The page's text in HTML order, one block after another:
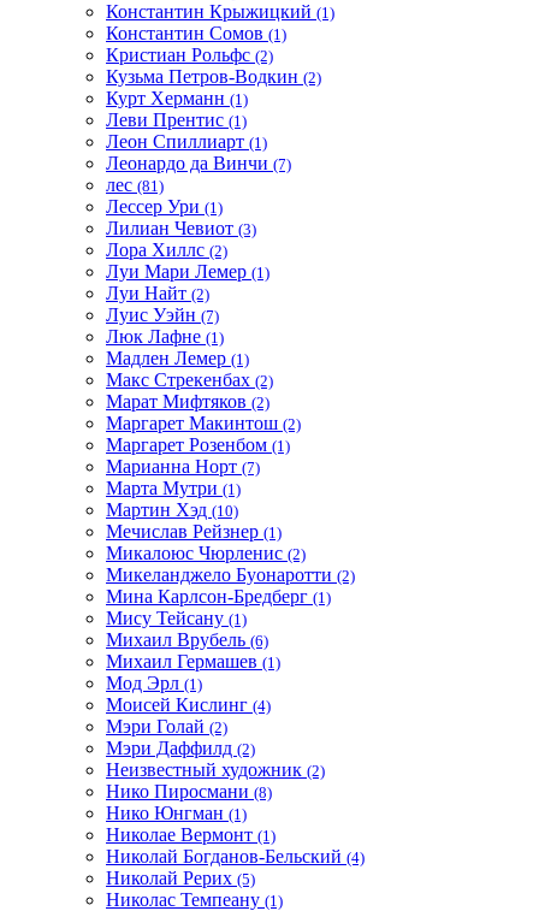
Константин Крыжицкий (1)
Константин Сомов (1)
Кристиан Рольфс (2)
Кузьма Петров-Водкин (2)
Курт Херманн (1)
Леви Прентис (1)
Леон Спиллиарт (1)
Леонардо да Винчи (7)
лес (81)
Лессер Ури (1)
Лилиан Чевиот (3)
Лора Хиллс (2)
Луи Мари Лемер (1)
Луи Найт (2)
Луис Уэйн (7)
Люк Лафне (1)
Мадлен Лемер (1)
Макс Стрекенбах (2)
Марат Мифтяков (2)
Маргарет Макинтош (2)
Маргарет Розенбом (1)
Марианна Норт (7)
Марта Мутри (1)
Мартин Хэд (10)
Мечислав Рейзнер (1)
Микалоюс Чюрленис (2)
Микеланджело Буонаротти (2)
Мина Карлсон-Бредберг (1)
Мису Тейсану (1)
Михаил Врубель (6)
Михаил Гермашев (1)
Мод Эрл (1)
Моисей Кислинг (4)
Мэри Голай (2)
Мэри Даффилд (2)
Неизвестный художник (2)
Нико Пиросмани (8)
Нико Юнгман (1)
Николае Вермонт (1)
Николай Богданов-Бельский (4)
Николай Рерих (5)
Николас Темпеану (1)